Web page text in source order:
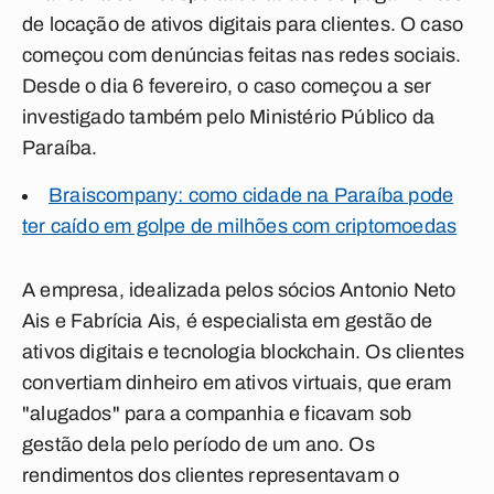
de locação de ativos digitais para clientes. O caso
começou com denúncias feitas nas redes sociais.
Desde o dia 6 fevereiro, o caso começou a ser
investigado também pelo Ministério Público da
Paraíba.
Braiscompany: como cidade na Paraíba pode
ter caído em golpe de milhões com criptomoedas
A empresa, idealizada pelos sócios Antonio Neto
Ais e Fabrícia Ais, é especialista em gestão de
ativos digitais e tecnologia blockchain. Os clientes
convertiam dinheiro em ativos virtuais, que eram
"alugados" para a companhia e ficavam sob
gestão dela pelo período de um ano. Os
rendimentos dos clientes representavam o